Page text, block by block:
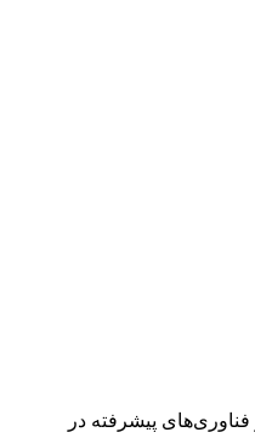
پیشرفته در